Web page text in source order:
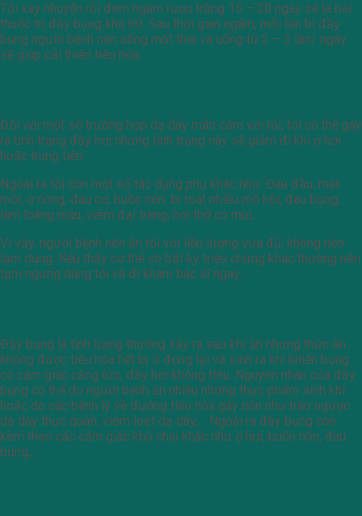
Tỏi xay nhuyễn rồi đem ngâm rượu trắng 15 – 30 ngày sẽ là bài
thuốc trị đầy bụng khá tốt. Sau thời gian ngâm, mỗi lần bị đầy
bụng người bệnh nên uống một thìa và uống từ 2 – 3 lần/ ngày
sẽ giúp cải thiện tiêu hóa.
Đối với một số trường hợp dạ dày mẫn cảm với tỏi, tỏi có thể gây
ra tình trạng đầy hơi nhưng tình trạng này sẽ giảm đi khi ợ hơi
hoặc trung tiện.
Ngoài ra tỏi còn một số tác dụng phụ khác như: Đau đầu, mệt
mỏi, ợ nóng, đau cơ, buồn nôn, bị toát nhiều mồ hôi, đau bụng,
làm loãng máu, viêm đại tràng, hơi thở có mùi,…
Vì vậy, người bệnh nên ăn tỏi với liều lượng vừa đủ, không nên
lạm dụng. Nếu thấy cơ thể có bất kỳ triệu chứng khác thường nên
tạm ngưng dùng tỏi và đi khám bác sĩ ngay.
Đầy bụng là tình trạng thường xảy ra sau khi ăn nhưng thức ăn
không được tiêu hóa hết bị ứ đọng lại và sinh ra khí khiến bụng
có cảm giác căng tức, đầy hơi không tiêu. Nguyên nhân của đầy
bụng có thể do người bệnh ăn nhiều những thực phẩm sinh khí
hoặc do các bệnh lý về đường tiêu hóa gây nên như trào ngược
dạ dày thực quản, viêm loét dạ dày,… Ngoài ra đầy bụng còn
kèm theo các cảm giác khó chịu khác như ợ hơi, buồn nôn, đau
bụng,…